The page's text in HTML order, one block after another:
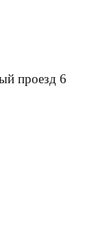
проезд 6